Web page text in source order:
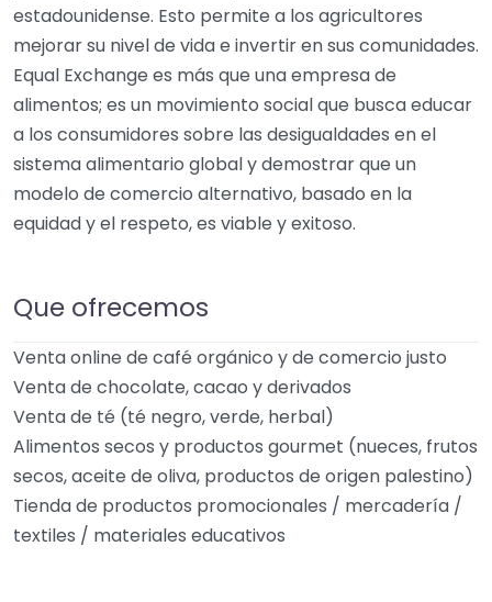
estadounidense. Esto permite a los agricultores
mejorar su nivel de vida e invertir en sus comunidades.
Equal Exchange es más que una empresa de
alimentos; es un movimiento social que busca educar
a los consumidores sobre las desigualdades en el
sistema alimentario global y demostrar que un
modelo de comercio alternativo, basado en la
equidad y el respeto, es viable y exitoso.
Que ofrecemos
Venta online de café orgánico y de comercio justo
Venta de chocolate, cacao y derivados
Venta de té (té negro, verde, herbal)
Alimentos secos y productos gourmet (nueces, frutos
secos, aceite de oliva, productos de origen palestino)
Tienda de productos promocionales / mercadería /
textiles / materiales educativos